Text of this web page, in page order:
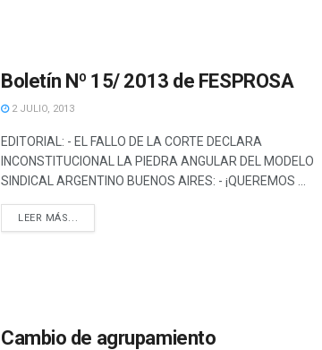
Boletín Nº 15/ 2013 de FESPROSA
2 JULIO, 2013
EDITORIAL: - EL FALLO DE LA CORTE DECLARA
INCONSTITUCIONAL LA PIEDRA ANGULAR DEL MODELO
SINDICAL ARGENTINO BUENOS AIRES: - ¡QUEREMOS ...
LEER MÁS...
Cambio de agrupamiento